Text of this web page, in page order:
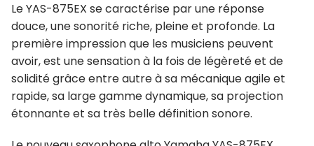
Le YAS-875EX se caractérise par une réponse
douce, une sonorité riche, pleine et profonde. La
première impression que les musiciens peuvent
avoir, est une sensation à la fois de légèreté et de
solidité grâce entre autre à sa mécanique agile et
rapide, sa large gamme dynamique, sa projection
étonnante et sa très belle définition sonore.